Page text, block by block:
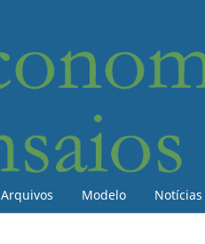
Arquivos Modelo Notícias